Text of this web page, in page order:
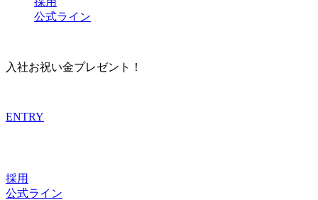
公式ライン
入社お祝い金プレゼント！
ENTRY
採用
公式ライン